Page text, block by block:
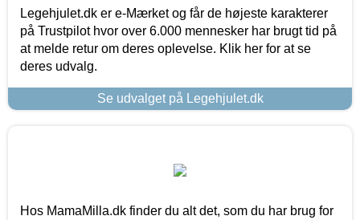
Legehjulet.dk er e-Mærket og får de højeste karakterer
på Trustpilot hvor over 6.000 mennesker har brugt tid på
at melde retur om deres oplevelse. Klik her for at se
deres udvalg.
Se udvalget på Legehjulet.dk
Hos MamaMilla.dk finder du alt det, som du har brug for